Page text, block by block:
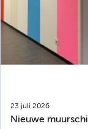
23 juli 2026
Nieuwe